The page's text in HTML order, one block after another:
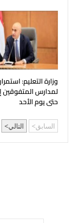
وزارة التعليم:
لمدارس المتفوقين
حتى يوم الأحد
السابق التالي